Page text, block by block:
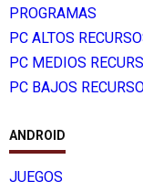
PROGRAMAS
PC ALTOS
PC MEDIOS
PC BAJOS
ANDROID
JUEGOS